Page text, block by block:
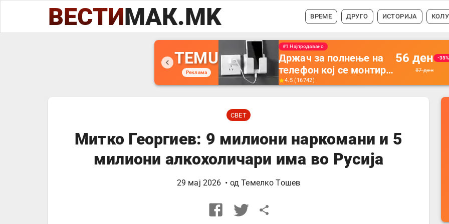
ВЕСТИМАК.MK ВРЕМЕ ДРУГО ИСТОРИЈА
TEMU
Реклама
#1 Најпродавано
Држач за полнење на
телефон кој се монтира
на ѕид -
далечински управувач
4.5 (16742)
56 ден -35%
87ден
СВЕТ
Митко Георгиев: 9 милиони наркомани и 5
милиони алкохоличари има во Русија
29 мај 2026 • одТемелко Тошев